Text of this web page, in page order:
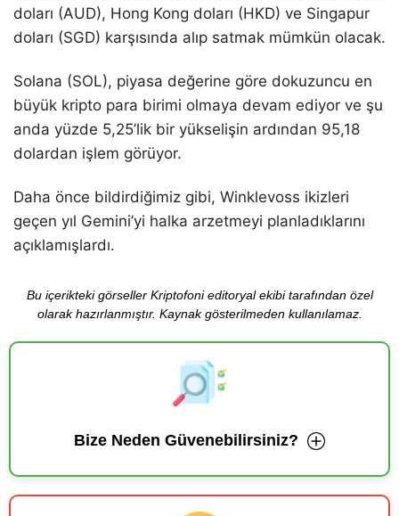
doları (AUD), Hong Kong doları (HKD) ve Singapur
doları (SGD) karşısında alıp satmak mümkün olacak.
Solana (SOL), piyasa değerine göre dokuzuncu en
büyük kripto para birimi olmaya devam ediyor ve şu
anda yüzde 5,25’lik bir yükselişin ardından 95,18
dolardan işlem görüyor.
Daha önce bildirdiğimiz gibi, Winklevoss ikizleri
geçen yıl Gemini’yi halka arzetmeyi planladıklarını
açıklamışlardı.
Bu içerikteki görseller Kriptofoni editoryal ekibi tarafından özel
olarak hazırlanmıştır. Kaynak gösterilmeden kullanılamaz.
Bize Neden Güvenebilirsiniz?